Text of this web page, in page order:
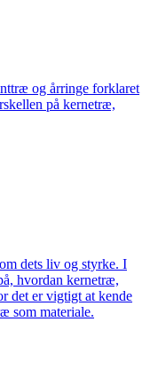
og årringe forklaret
på kernetræ,
dets liv og styrke. I
hvordan kernetræ,
det er vigtigt at kende
som materiale.